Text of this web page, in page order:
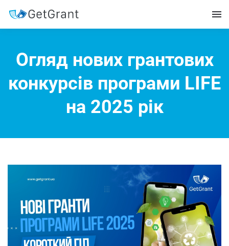
Огляд нових грантових
конкурсів програми LIFE
на 2025 рік